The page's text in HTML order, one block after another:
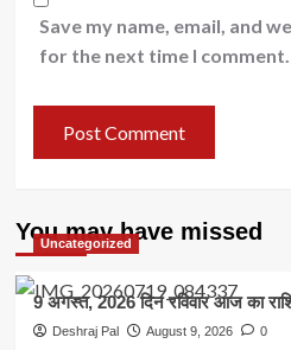
Save my name, email, and
for the next time I comment.
You may have missed
Uncategorized
9 अगस्त, 2026 दिन रविवार आज का
Deshraj Pal August 9, 2026 0